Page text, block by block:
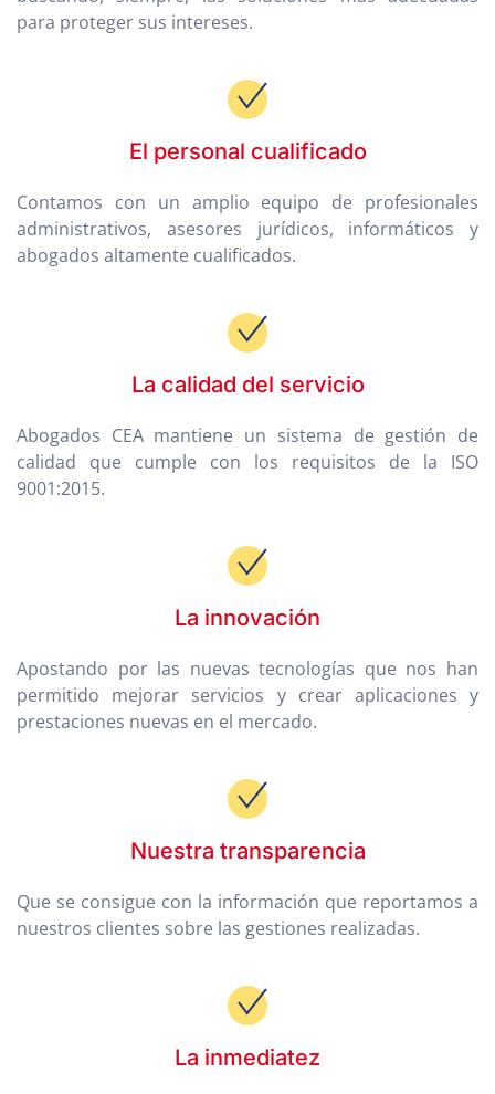
para proteger sus intereses.
El personal cualificado
Contamos con un amplio equipo de profesionales
administrativos, asesores jurídicos, informáticos y
abogados altamente cualificados.
La calidad del servicio
Abogados CEA mantiene un sistema de gestión de
calidad que cumple con los requisitos de la ISO
9001:2015.
La innovación
Apostando por las nuevas tecnologías que nos han
permitido mejorar servicios y crear aplicaciones y
prestaciones nuevas en el mercado.
Nuestra transparencia
Que se consigue con la información que reportamos a
nuestros clientes sobre las gestiones realizadas.
La inmediatez